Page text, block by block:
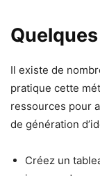
Il existe de
pratique cette
ressources pour
de génération
Créez un